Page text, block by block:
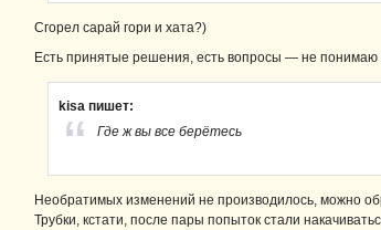
Сгорел сарай гори и хата?)
Есть принятые решения, есть вопросы — не понимаю
kisa пишет:
Где ж вы все берётесь
Необратимых изменений не производилось, можно
Трубки, кстати, после пары попыток стали